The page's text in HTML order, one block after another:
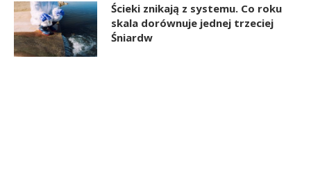
Ścieki znikają z systemu. Co roku
skala dorównuje jednej trzeciej
Śniardw